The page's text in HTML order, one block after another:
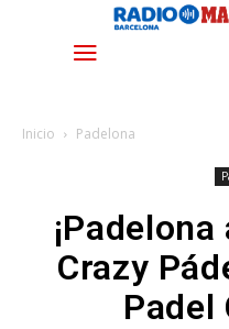
Inicio Padelona
Crazy
Padel